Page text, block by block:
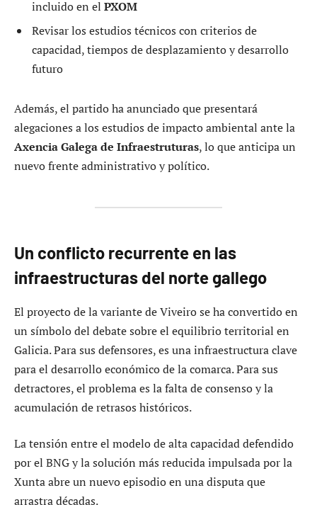
incluido en el PXOM
Revisar los estudios técnicos con criterios de
capacidad, tiempos de desplazamiento y desarrollo
futuro
Además, el partido ha anunciado que presentará
alegaciones a los estudios de impacto ambiental ante la
Axencia Galega de Infraestruturas, lo que anticipa un
nuevo frente administrativo y político.
Un conflicto recurrente en las
infraestructuras del norte gallego
El proyecto de la variante de Viveiro se ha convertido en
un símbolo del debate sobre el equilibrio territorial en
Galicia. Para sus defensores, es una infraestructura clave
para el desarrollo económico de la comarca. Para sus
detractores, el problema es la falta de consenso y la
acumulación de retrasos históricos.
La tensión entre el modelo de alta capacidad defendido
por el BNG y la solución más reducida impulsada por la
Xunta abre un nuevo episodio en una disputa que
arrastra décadas.